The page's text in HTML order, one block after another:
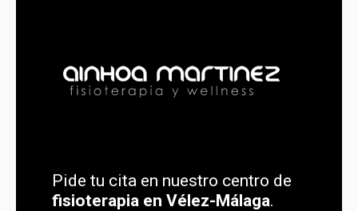
Pide tu cita en nuestro centro de
fisioterapia en Vélez-Málaga.